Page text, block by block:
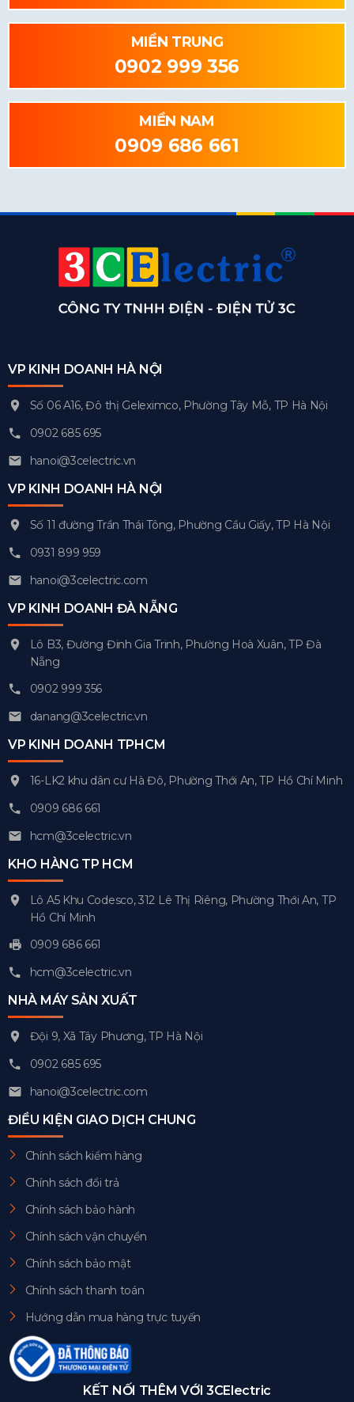
MIỀN TRUNG
0902 999 356
MIỀN NAM
0909 686 661
VP KINH DOANH HÀ NỘI
Số 06 A16, Đô thị Geleximco, Phường Tây Mỗ, TP Hà Nội
0902 685 695
hanoi@3celectric.vn
VP KINH DOANH HÀ NỘI
Số 11 đường Trần Thái Tông, Phường Cầu Giấy, TP Hà Nội
0931 899 959
hanoi@3celectric.com
VP KINH DOANH ĐÀ NẴNG
Lô B3, Đường Đinh Gia Trinh, Phường Hoà Xuân, TP Đà
Nẵng
0902 999 356
danang@3celectric.vn
VP KINH DOANH TPHCM
16-LK2 khu dân cư Hà Đô, Phường Thới An, TP Hồ Chí Minh
0909 686 661
hcm@3celectric.vn
KHO HÀNG TP HCM
Lô A5 Khu Codesco, 312 Lê Thị Riêng, Phường Thới An, TP
Hồ Chí Minh
0909 686 661
hcm@3celectric.vn
NHÀ MÁY SẢN XUẤT
Đội 9, Xã Tây Phương, TP Hà Nội
0902 685 695
hanoi@3celectric.com
ĐIỀU KIỆN GIAO DỊCH CHUNG
Chính sách kiểm hàng
Chính sách đổi trả
Chính sách bảo hành
Chính sách vận chuyển
Chính sách bảo mật
Chính sách thanh toán
Hướng dẫn mua hàng trực tuyến
KẾT NỐI THÊM VỚI 3CElectric